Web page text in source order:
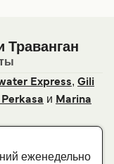
Express, Gili
и Marina
еженедельно